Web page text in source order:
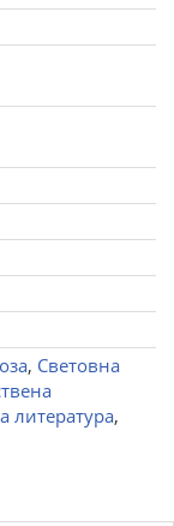
, Световна
литература,